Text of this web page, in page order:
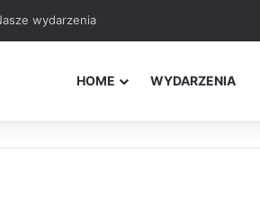
wydarzenia
HOME WYDARZENIA